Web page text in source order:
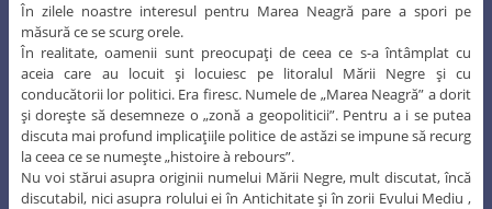
În zilele noastre interesul pentru Marea Neagră pare a spori pe
măsură ce se scurg orele.
În realitate, oamenii sunt preocupaţi de ceea ce s-a întâmplat cu
aceia care au locuit şi locuiesc pe litoralul Mării Negre şi cu
conducătorii lor politici. Era firesc. Numele de „Marea Neagră” a dorit
şi doreşte să desemneze o „zonă a geopoliticii”. Pentru a i se putea
discuta mai profund implicaţiile politice de astăzi se impune să recurg
la ceea ce se numeşte „histoire à rebours”.
Nu voi stărui asupra originii numelui Mării Negre, mult discutat, încă
discutabil, nici asupra rolului ei în Antichitate şi în zorii Evului Mediu ,